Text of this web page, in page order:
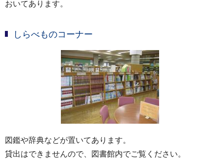
おいてあります。
しらべものコーナー
図鑑や辞典などが置いてあります。
貸出はできませんので、図書館内でご覧ください。